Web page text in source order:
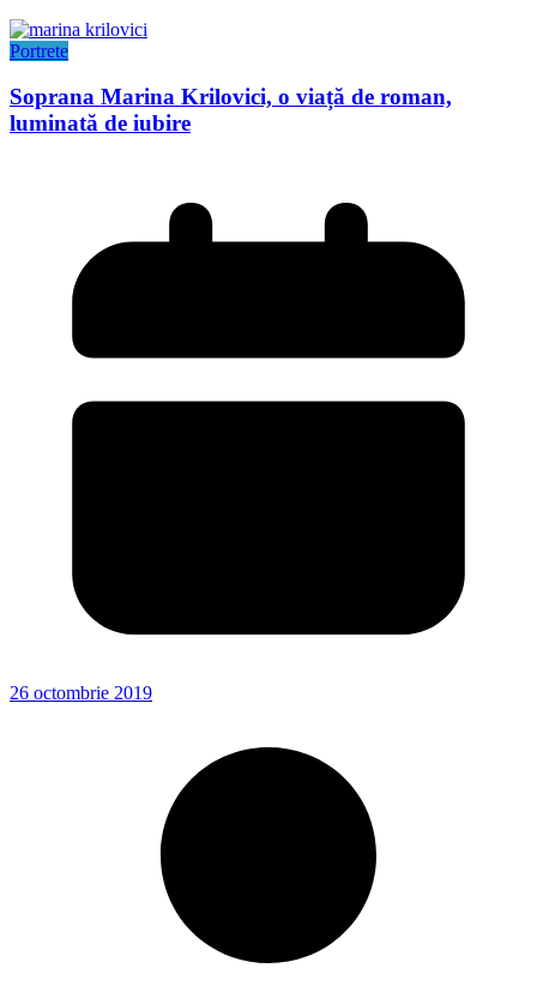
Portrete
Soprana Marina Krilovici, o viață de roman,
luminată de iubire
26 octombrie 2019